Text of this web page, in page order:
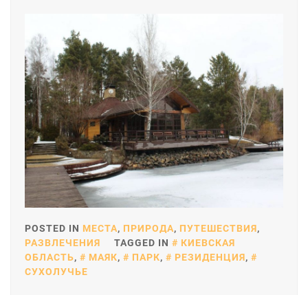
POSTED IN МЕСТА, ПРИРОДА, ПУТЕШЕСТВИЯ,
РАЗВЛЕЧЕНИЯ
TAGGED IN
КИЕВСКАЯ
ОБЛАСТЬ, МАЯК, ПАРК, РЕЗИДЕНЦИЯ,
СУХОЛУЧЬЕ